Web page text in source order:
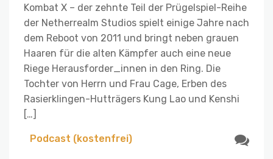
Kombat X – der zehnte Teil der Prügelspiel-Reihe
der Netherrealm Studios spielt einige Jahre nach
dem Reboot von 2011 und bringt neben grauen
Haaren für die alten Kämpfer auch eine neue
Riege Herausforder_innen in den Ring. Die
Tochter von Herrn und Frau Cage, Erben des
Rasierklingen-Hutträgers Kung Lao und Kenshi
[…]
Podcast (kostenfrei)